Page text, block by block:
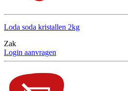
Loda soda kristallen 2kg
Zak
Login aanvragen